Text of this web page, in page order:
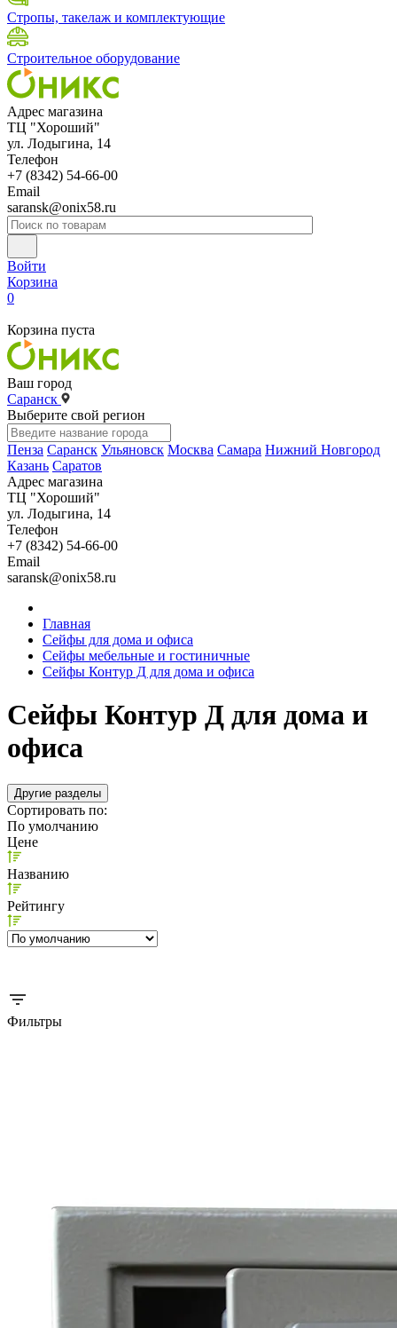
Стропы, такелаж и комплектующие
Строительное оборудование
Адрес магазина
ТЦ "Хороший"
ул. Лодыгина, 14
Телефон
+7 (8342) 54-66-00
Email
saransk@onix58.ru
Войти
Корзина
0
Корзина пуста
Ваш город
Саранск
Выберите свой регион
Пенза Саранск Ульяновск Москва Самара Нижний Новгород
Казань Саратов
Адрес магазина
ТЦ "Хороший"
ул. Лодыгина, 14
Телефон
+7 (8342) 54-66-00
Email
saransk@onix58.ru
Главная
Сейфы для дома и офиса
Сейфы мебельные и гостиничные
Сейфы Контур Д для дома и офиса
Сейфы Контур Д для дома и
офиса
Другие разделы
Сортировать по:
По умолчанию
Цене
Названию
Рейтингу
Фильтры